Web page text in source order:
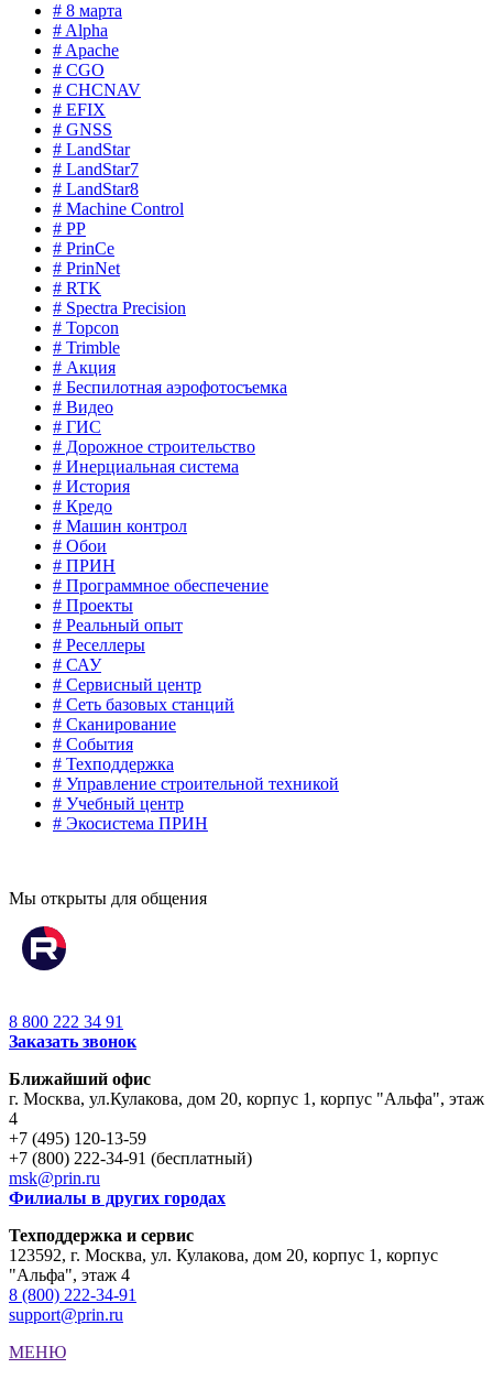
# 8 марта
# Alpha
# Apache
# CGO
# CHCNAV
# EFIX
# GNSS
# LandStar
# LandStar7
# LandStar8
# Machine Control
# PP
# PrinCe
# PrinNet
# RTK
# Spectra Precision
# Topcon
# Trimble
# Акция
# Беспилотная аэрофотосъемка
# Видео
# ГИС
# Дорожное строительство
# Инерциальная система
# История
# Кредо
# Машин контрол
# Обои
# ПРИН
# Программное обеспечение
# Проекты
# Реальный опыт
# Реселлеры
# САУ
# Сервисный центр
# Сеть базовых станций
# Сканирование
# События
# Техподдержка
# Управление строительной техникой
# Учебный центр
# Экосистема ПРИН
Мы открыты для общения
8 800 222 34 91
Заказать звонок
Ближайший офис
г. Москва, ул.Кулакова, дом 20, корпус 1, корпус "Альфа", этаж
4
+7 (495) 120-13-59
+7 (800) 222-34-91 (бесплатный)
msk@prin.ru
Филиалы в других городах
Техподдержка и сервис
123592, г. Москва, ул. Кулакова, дом 20, корпус 1, корпус
"Альфа", этаж 4
8 (800) 222-34-91
support@prin.ru
МЕНЮ